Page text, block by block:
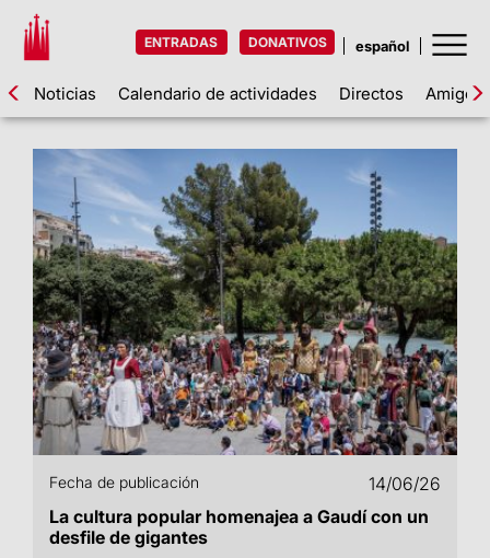
ENTRADAS DONATIVOS
Noticias Calendario de actividades Directos Amigos
Fecha de publicación
14/06/26
La cultura popular homenajea a Gaudí con un
desfile de gigantes